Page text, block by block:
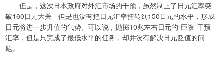
但是，这次日本政府对外汇市场的干预，虽然制止了日元汇率突
破160日元大关，但是也没有把日元汇率扭转到150日元的水平，形成
日元将进一步升值的气势。可以说，抛掷10兆左右日元的“巨资”干预
汇率，但是只完成了最低水平的任务，却并没有解决日元贬值的问
题。